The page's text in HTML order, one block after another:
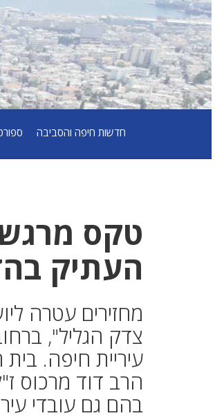
חדשות חיפה והסביבה
טקס
העתיק
מחזירים עטרה
עיריית חיפה.
הרב דוד מרכוס
בהם גם עובדי